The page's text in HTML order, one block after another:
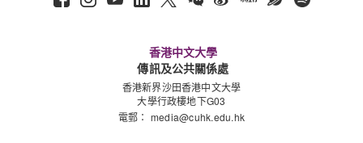
香港中文大學
傳訊及公共關係處
香港新界沙田香港中文大學
大學行政樓地下G03
電郵： media@cuhk.edu.hk